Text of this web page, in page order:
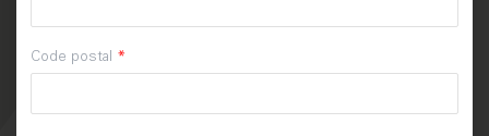
Code postal *